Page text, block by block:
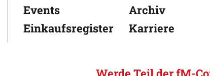
Events
Einkaufsregister
Archiv
Karriere